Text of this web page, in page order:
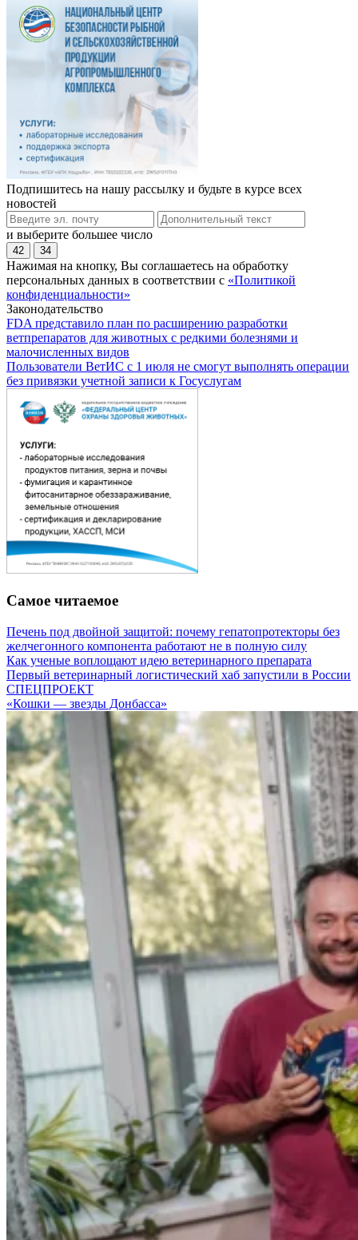
Подпишитесь на нашу рассылку и будьте в курсе всех
новостей
и выберите большее число
42 34
Нажимая на кнопку, Вы соглашаетесь на обработку
персональных данных в соответствии с «Политикой
конфиденциальности»
Законодательство
FDA представило план по расширению разработки
ветпрепаратов для животных с редкими болезнями и
малочисленных видов
Пользователи ВетИС с 1 июля не смогут выполнять операции
без привязки учетной записи к Госуслугам
Самое читаемое
Печень под двойной защитой: почему гепатопротекторы без
желчегонного компонента работают не в полную силу
Как ученые воплощают идею ветеринарного препарата
Первый ветеринарный логистический хаб запустили в России
СПЕЦПРОЕКТ
«Кошки — звезды Донбасса»